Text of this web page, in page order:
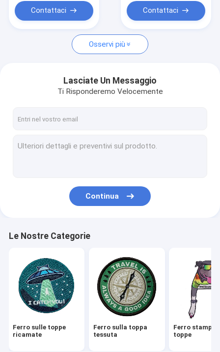
Tutti i casi
Ferro sulle toppe ricamate
Ferro stampato sulle toppe
Toppe ricamate su ordinazione
Toppe di sublimazione della tintura
Catena chiave tessuta
Catene chiave del PVC
Etichette delle etichette del tessuto
Toppa di gomma del PVC
Contattaci Contattaci
Osservi più
Lasciate Un Messaggio
Ti Risponderemo Velocemente
Continua
Le Nostre Categorie
Ferro sulle toppe
ricamate
Ferro sulla toppa
tessuta
Ferro
toppe